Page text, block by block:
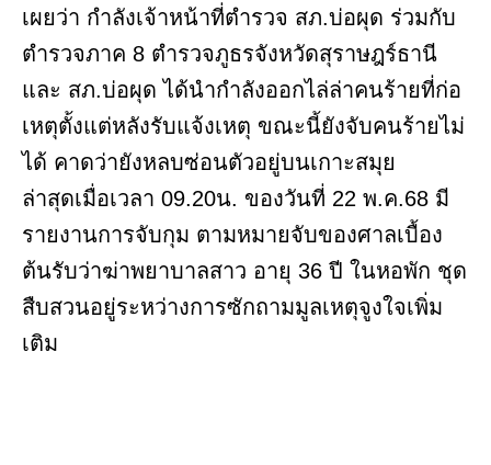
เผยว่า กำลังเจ้าหน้าที่ตำรวจ สภ.บ่อผุด ร่วมกับ
ตำรวจภาค 8 ตำรวจภูธรจังหวัดสุราษฎร์ธานี
และ สภ.บ่อผุด ได้นำกำลังออกไล่ล่าคนร้ายที่ก่อ
เหตุตั้งแต่หลังรับแจ้งเหตุ ขณะนี้ยังจับคนร้ายไม่
ได้ คาดว่ายังหลบซ่อนตัวอยู่บนเกาะสมุย
ล่าสุดเมื่อเวลา 09.20น. ของวันที่ 22 พ.ค.68 มี
รายงานการจับกุม ตามหมายจับของศาลเบื้อง
ต้นรับว่าฆ่าพยาบาลสาว อายุ 36 ปี ในหอพัก ชุด
สืบสวนอยู่ระหว่างการซักถามมูลเหตุจูงใจเพิ่ม
เติม